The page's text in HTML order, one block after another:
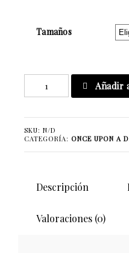
Tamaños
My
cantidad
Añadir
SKU: N/D
CATEGORÍA: ONCE UPON A
Descripción
Valoraciones (0)